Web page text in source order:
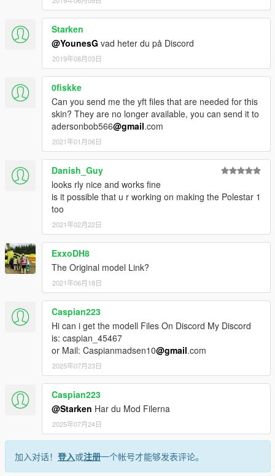
Starken
@YounesG vad heter du på Discord
2019年08月03日
0fiskke
Can you send me the yft files that are needed for this
skin? They are no longer available, you can send it to
adersonbob566@gmail.com
2021年01月06日
Danish_Guy
looks rly nice and works fine
is it possible that u r working on making the Polestar 1
too
2021年02月22日
ExxoDH8
The Original model Link?
2021年06月18日
Caspian223
Hi can i get the modell Files On Discord My Discord
is: caspian_45467
or Mail: Caspianmadsen10@gmail.com
2025年07月23日
Caspian223
@Starken Har du Mod Filerna
2025年07月24日
加入对话！ 登入或注册一个帐号才能够发表评论。